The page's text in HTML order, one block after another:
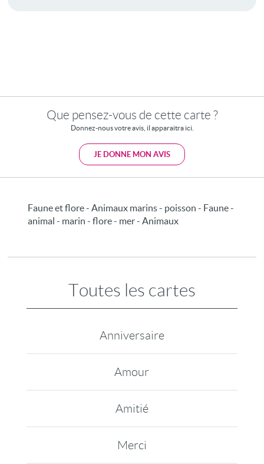
Que pensez-vous de cette carte ?
Donnez-nous votre avis, il apparaitra ici.
JE DONNE MON AVIS
Faune et flore - Animaux marins - poisson - Faune -
animal - marin - flore - mer - Animaux
Toutes les cartes
Anniversaire
Amour
Amitié
Merci